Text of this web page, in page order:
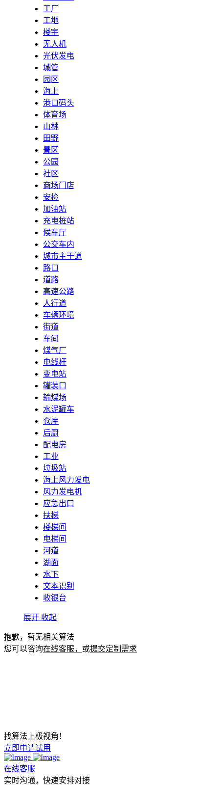
工厂
工地
楼宇
无人机
光伏发电
城管
园区
海上
港口码头
体育场
山林
田野
景区
公园
社区
商场门店
安检
加油站
充电桩站
候车厅
公交车内
城市主干道
路口
道路
高速公路
人行道
车辆环境
街道
车间
煤气厂
电线杆
变电站
罐装口
输煤场
水泥罐车
仓库
后厨
配电房
工业
垃圾站
海上风力发电
风力发电机
应急出口
扶梯
楼梯间
电梯间
河道
湖面
水下
文本识别
收银台
展开 收起
抱歉，暂无相关算法
您可以咨询在线客服， 或提交定制需求
找算法上极视角！
立即申请试用
在线客服
实时沟通，快速安排对接